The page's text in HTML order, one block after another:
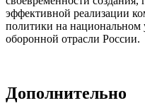
эффективной реализации
политики на национальном
оборонной отрасли России.
Дополнительно